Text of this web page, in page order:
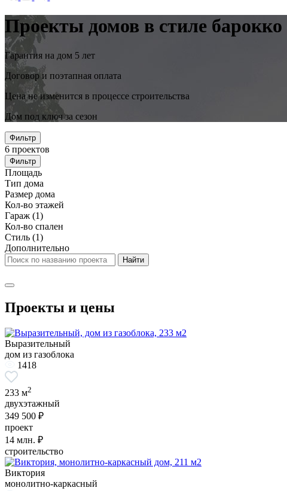
Проекты домов в стиле
Гарантия на дом 5 лет
Договор и поэтапная оплата
Цена не изменится в процессе строительства
Дом под ключ за сезон
Фильтр
6 проектов
Фильтр
Площадь
Тип дома
Размер дома
Кол-во этажей
Гараж (1)
Кол-во спален
Стиль (1)
Дополнительно
Проекты и цены
Выразительный
дом из газоблока
1418
233 м2
двухэтажный
349 500 ₽
проект
14 млн. ₽
строительство
Виктория
монолитно-каркасный